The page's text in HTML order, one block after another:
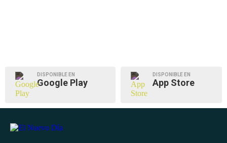
DISPONIBLE EN
Google Play
DISPONIBLE EN
App Store